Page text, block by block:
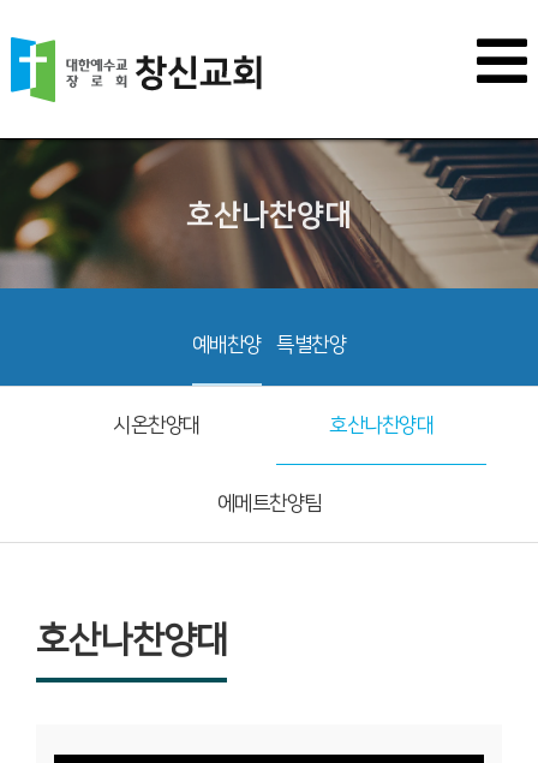
호산나찬양대
예배찬양 특별찬양
시온찬양대 호산나찬양대
에메트찬양팀
호산나찬양대